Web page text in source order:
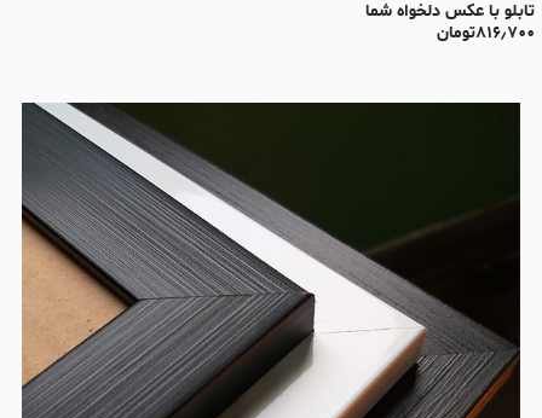
تابلو با عکس دلخواه شما
۸۱۶٫۷۰۰تومان